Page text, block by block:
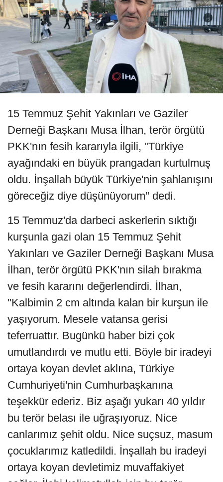
15 Temmuz Şehit Yakınları ve Gaziler
Derneği Başkanı Musa İlhan, terör örgütü
PKK'nın fesih kararıyla ilgili, "Türkiye
ayağındaki en büyük prangadan kurtulmuş
oldu. İnşallah büyük Türkiye'nin şahlanışını
göreceğiz diye düşünüyorum" dedi.
15 Temmuz'da darbeci askerlerin sıktığı
kurşunla gazi olan 15 Temmuz Şehit
Yakınları ve Gaziler Derneği Başkanı Musa
İlhan, terör örgütü PKK'nın silah bırakma
ve fesih kararını değerlendirdi. İlhan,
"Kalbimin 2 cm altında kalan bir kurşun ile
yaşıyorum. Mesele vatansa gerisi
teferruattır. Bugünkü haber bizi çok
umutlandırdı ve mutlu etti. Böyle bir iradeyi
ortaya koyan devlet aklına, Türkiye
Cumhuriyeti'nin Cumhurbaşkanına
teşekkür ederiz. Biz aşağı yukarı 40 yıldır
bu terör belası ile uğraşıyoruz. Nice
canlarımız şehit oldu. Nice suçsuz, masum
çocuklarımız katledildi. İnşallah bu iradeyi
ortaya koyan devletimiz muvaffakiyet